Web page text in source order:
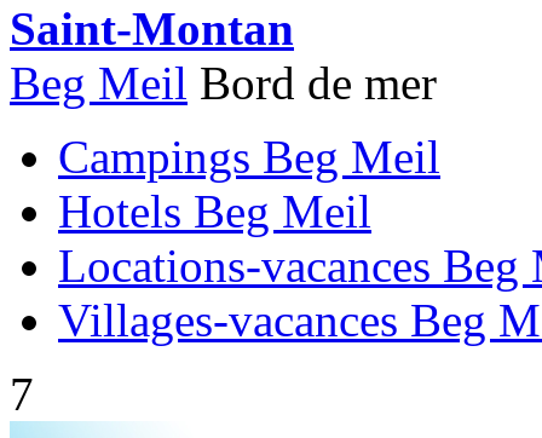
Saint-Montan
Beg Meil Bord de mer
Campings Beg Meil
Hotels Beg Meil
Locations-vacances Beg
Villages-vacances Beg
7